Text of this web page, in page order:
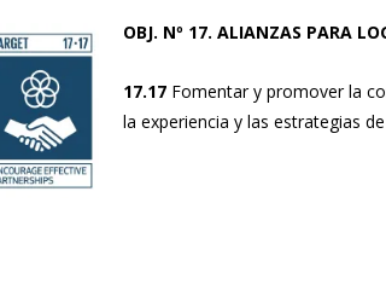
OBJ. Nº 17. ALIANZAS PARA
17.17 Fomentar y promover la
la experiencia y las estrategias